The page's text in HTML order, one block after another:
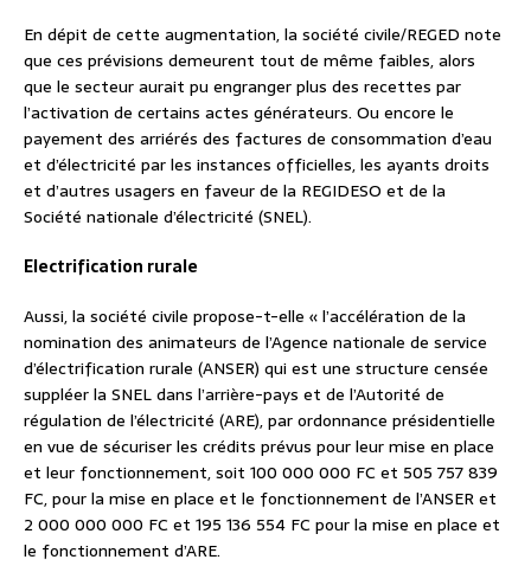
En dépit de cette augmentation, la société civile/REGED note
que ces prévisions demeurent tout de même faibles, alors
que le secteur aurait pu engranger plus des recettes par
l’activation de certains actes générateurs. Ou encore le
payement des arriérés des factures de consommation d’eau
et d’électricité par les instances officielles, les ayants droits
et d’autres usagers en faveur de la REGIDESO et de la
Société nationale d’électricité (SNEL).
Electrification rurale
Aussi, la société civile propose-t-elle « l’accélération de la
nomination des animateurs de l’Agence nationale de service
d’électrification rurale (ANSER) qui est une structure censée
suppléer la SNEL dans l’arrière-pays et de l’Autorité de
régulation de l’électricité (ARE), par ordonnance présidentielle
en vue de sécuriser les crédits prévus pour leur mise en place
et leur fonctionnement, soit 100 000 000 FC et 505 757 839
FC, pour la mise en place et le fonctionnement de l’ANSER et
2 000 000 000 FC et 195 136 554 FC pour la mise en place et
le fonctionnement d’ARE.